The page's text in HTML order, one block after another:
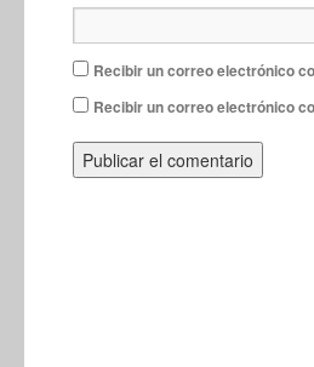
Recibir un correo electrónico
Recibir un correo electrónico